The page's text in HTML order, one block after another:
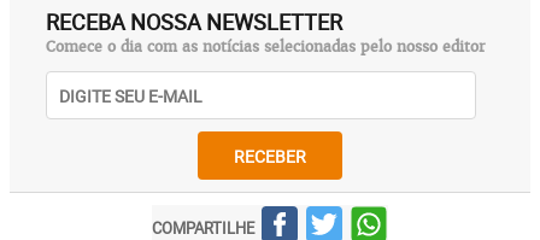
RECEBA NOSSA NEWSLETTER
Comece o dia com as notícias selecionadas pelo nosso editor
RECEBER
COMPARTILHE